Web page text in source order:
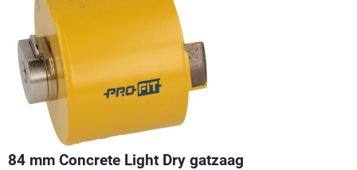
84 mm Concrete Light Dry gatzaag